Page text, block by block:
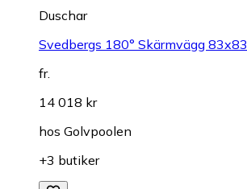
Duschar
Svedbergs 180° Skärmvägg 83x83
fr.
14 018 kr
hos Golvpoolen
+3 butiker